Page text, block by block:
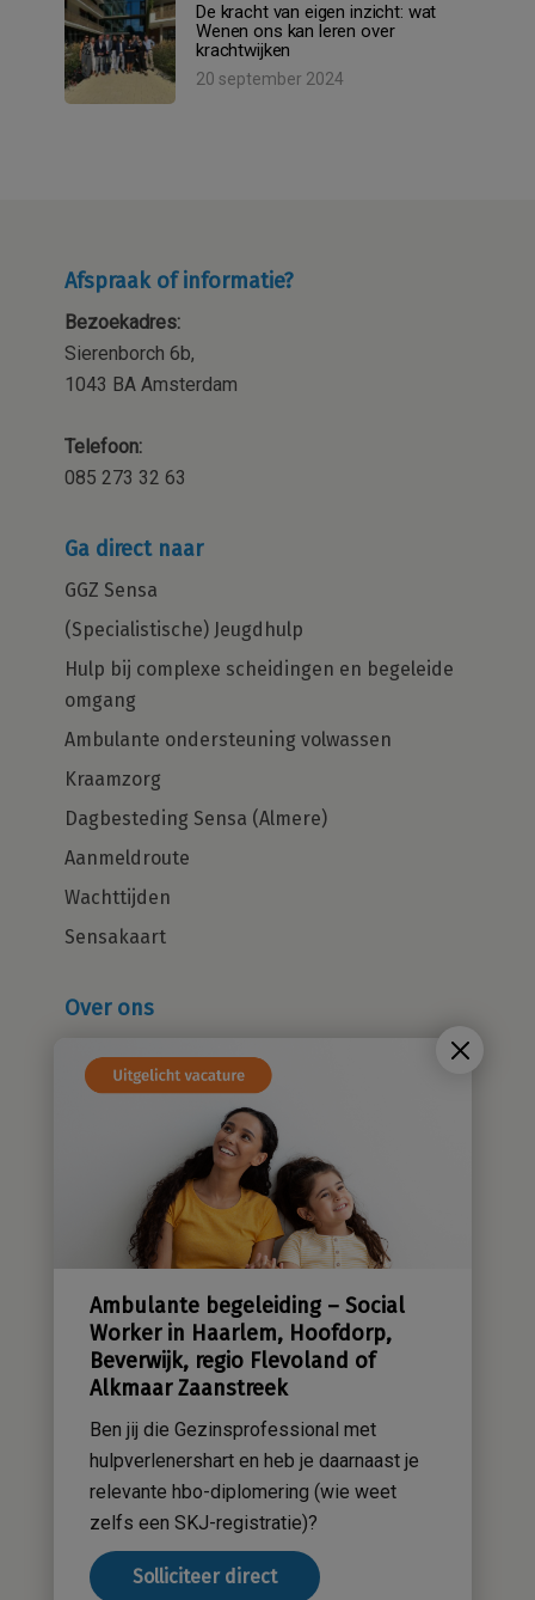
Ambulante begeleiding – Social
Worker in Haarlem, Hoofdorp,
Beverwijk, regio Flevoland of
Alkmaar Zaanstreek
Ben jij die Gezinsprofessional met
hulpverlenershart en heb je daarnaast je
relevante hbo-diplomering (wie weet
zelfs een SKJ-registratie)?
Solliciteer direct
De kracht van eigen inzicht: wat
Wenen ons kan leren over
krachtwijken
20 september 2024
Afspraak of informatie?
Bezoekadres:
Sierenborch 6b,
1043 BA Amsterdam
Telefoon:
085 273 32 63
Ga direct naar
GGZ Sensa
(Specialistische) Jeugdhulp
Hulp bij complexe scheidingen en begeleide
omgang
Ambulante ondersteuning volwassen
Kraamzorg
Dagbesteding Sensa (Almere)
Aanmeldroute
Wachttijden
Sensakaart
Over ons
Cliëntenraad
Sensatieve methodiek
Groene zorg
Stichting Sensa
Contact